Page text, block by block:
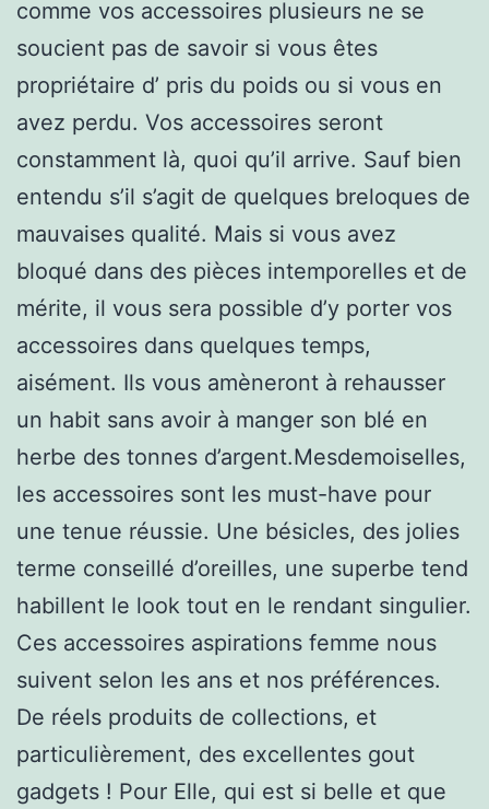
comme vos accessoires plusieurs ne se
soucient pas de savoir si vous êtes
propriétaire d’ pris du poids ou si vous en
avez perdu. Vos accessoires seront
constamment là, quoi qu’il arrive. Sauf bien
entendu s’il s’agit de quelques breloques de
mauvaises qualité. Mais si vous avez
bloqué dans des pièces intemporelles et de
mérite, il vous sera possible d’y porter vos
accessoires dans quelques temps,
aisément. Ils vous amèneront à rehausser
un habit sans avoir à manger son blé en
herbe des tonnes d’argent.Mesdemoiselles,
les accessoires sont les must-have pour
une tenue réussie. Une bésicles, des jolies
terme conseillé d’oreilles, une superbe tend
habillent le look tout en le rendant singulier.
Ces accessoires aspirations femme nous
suivent selon les ans et nos préférences.
De réels produits de collections, et
particulièrement, des excellentes gout
gadgets ! Pour Elle, qui est si belle et que